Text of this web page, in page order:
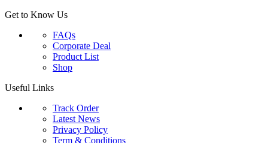
Get to Know Us
FAQs
Corporate Deal
Product List
Shop
Useful Links
Track Order
Latest News
Privacy Policy
Term & Conditions